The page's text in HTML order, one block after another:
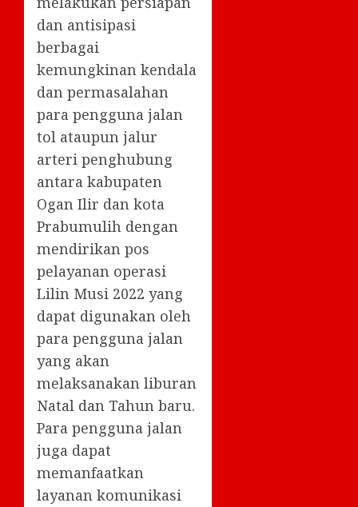
dan antisipasi
berbagai
kemungkinan kendala
dan permasalahan
para pengguna jalan
tol ataupun jalur
arteri penghubung
antara kabupaten
Ogan Ilir dan kota
Prabumulih dengan
mendirikan pos
pelayanan operasi
Lilin Musi 2022 yang
dapat digunakan oleh
para pengguna jalan
yang akan
melaksanakan liburan
Natal dan Tahun baru.
Para pengguna jalan
juga dapat
memanfaatkan
layanan komunikasi